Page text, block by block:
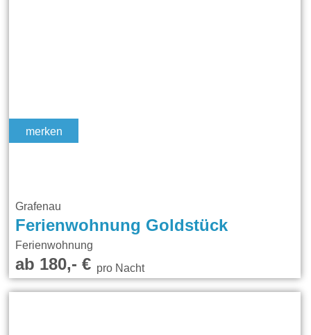
merken
Grafenau
Ferienwohnung Goldstück
Ferienwohnung
ab 180,- €pro Nacht